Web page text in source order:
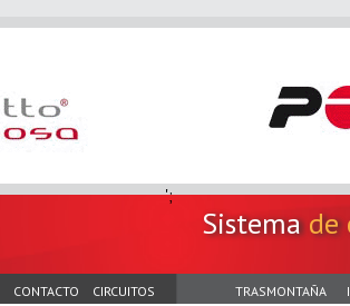
';
Sistemade
CONTACTO CIRCUITOS TRASMONTAÑA